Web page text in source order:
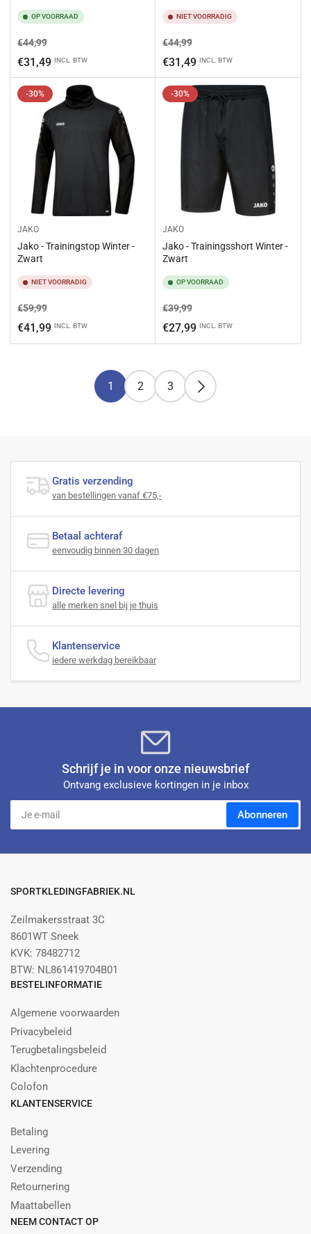
OP VOORRAAD
Normale
prijs
€44,99Aanbiedingsprijs
€31,49 INCL. BTW
NIET VOORRADIG
Normale
prijs
€44,99Aanbiedingsprijs
€31,49 INCL. BTW
-30%
JAKO
Jako - Trainingstop Winter -
Zwart
NIET VOORRADIG
Normale
prijs
€59,99Aanbiedingsprijs
€41,99 INCL. BTW
-30%
JAKO
Jako - Trainingsshort Winter -
Zwart
OP VOORRAAD
Normale
prijs
€39,99Aanbiedingsprijs
€27,99 INCL. BTW
1 2 3
Gratis verzending
van bestellingen vanaf €75,-
Betaal achteraf
eenvoudig binnen 30 dagen
Directe levering
alle merken snel bij je thuis
Klantenservice
iedere werkdag bereikbaar
Schrijf je in voor onze nieuwsbrief
Ontvang exclusieve kortingen in je inbox
mail
Abonneren
SPORTKLEDINGFABRIEK.NL
Zeilmakersstraat 3C
8601WT Sneek
KVK: 78482712
BTW: NL861419704B01
BESTELINFORMATIE
Algemene voorwaarden
Privacybeleid
Terugbetalingsbeleid
Klachtenprocedure
Colofon
KLANTENSERVICE
Betaling
Levering
Verzending
Retournering
Maattabellen
NEEM CONTACT OP